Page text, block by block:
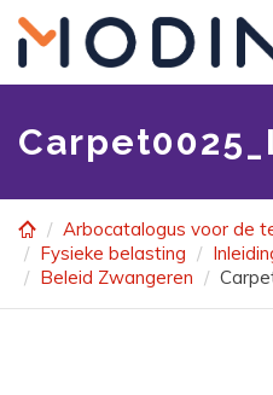
main
content
Arbocatalogus voor de
Fysieke belasting
Beleid Zwangeren